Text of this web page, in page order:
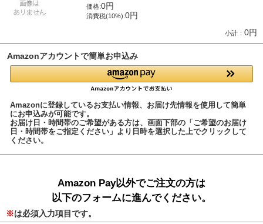
価格:0円
消費税(10%):0円
小計： 0円
Amazonアカウントで簡単お申込み
Amazonに登録しているお支払い情報、お届け先情報を使用して簡単
にお申込みが可能です。
お届け日・時間帯のご希望がある方は、画面下部の「ご希望のお届け
日・時間帯をご指定ください」より日時を選択した上でクリックして
ください。
Amazon Pay以外でご注文の方は
以下のフォームに進んでください。
※は必須入力項目です。